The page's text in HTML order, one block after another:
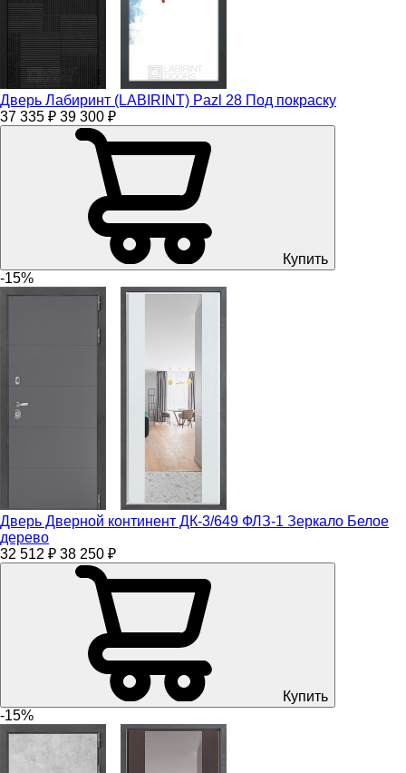
Дверь Лабиринт (LABIRINT) Pazl 28 Под покраску
37 335 ₽ 39 300 ₽
Купить
-15%
Дверь Дверной континент ДК-3/649 ФЛЗ-1 Зеркало Белое
дерево
32 512 ₽ 38 250 ₽
Купить
-15%